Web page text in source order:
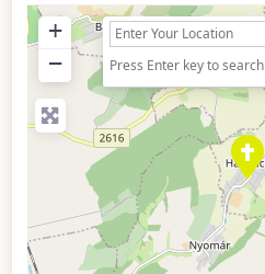
+
−
Press Enter key to search